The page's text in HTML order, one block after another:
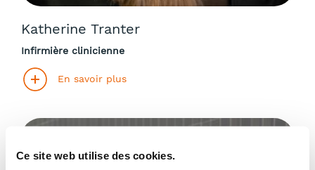
Ce site web utilise des cookies.
Katherine Tranter
Infirmière clinicienne
En savoir plus